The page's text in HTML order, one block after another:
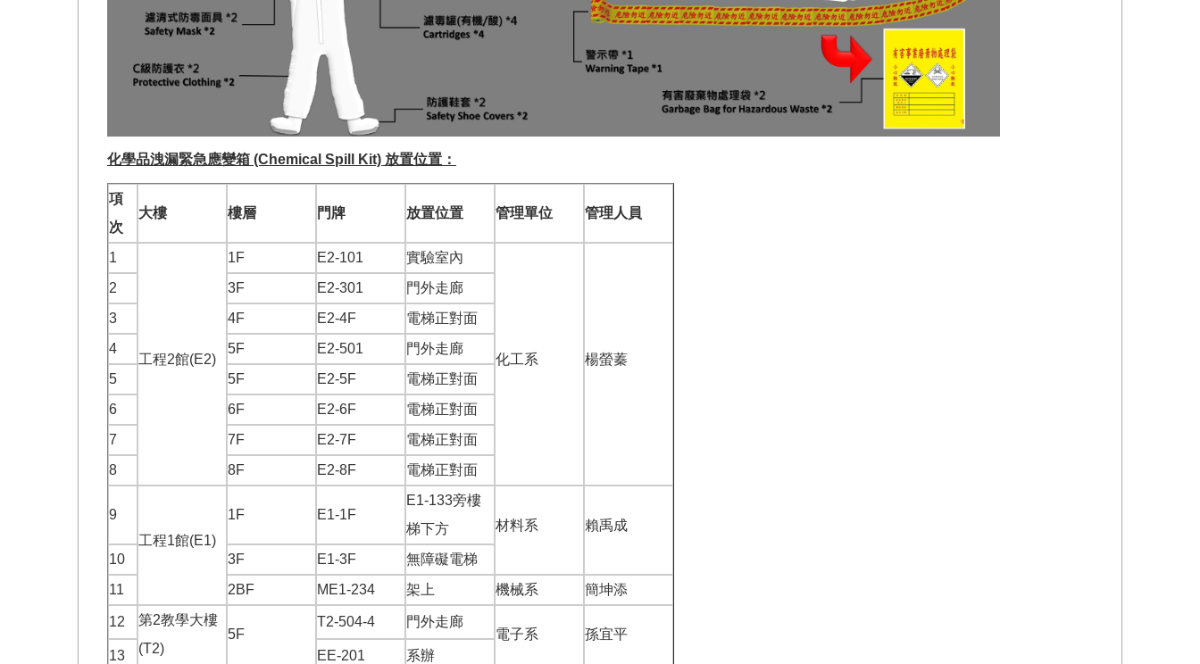
化學品洩漏緊急應變箱 (Chemical Spill Kit) 放置位置：
項
次
大樓 樓層 門牌 放置位置 管理單位 管理人員
1
工程2館(E2)
1F E2-101 實驗室內
化工系 楊螢蓁
2 3F E2-301
門外走廊
3
4F E2-4F
電梯正對面
4
5F E2-501
門外走廊
5
5F E2-5F
電梯正對面
6
6F E2-6F
電梯正對面
7
7F E2-7F
電梯正對面
8
8F E2-8F 電梯正對面
9
工程1館(E1)
1F E1-1F
E1-133旁樓
梯下方
材料系 賴禹成
10 3F E1-3F
無障礙電梯
11
2BF ME1-234 架上 機械系 簡坤添
12
第2教學大樓
(T2)
5F
T2-504-4
門外走廊
電子系
孫宜平
13
EE-201 系辦